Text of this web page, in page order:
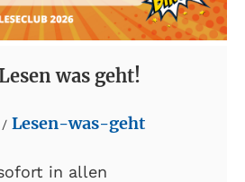
was geht!
/ Lesen-was-geht
in allen